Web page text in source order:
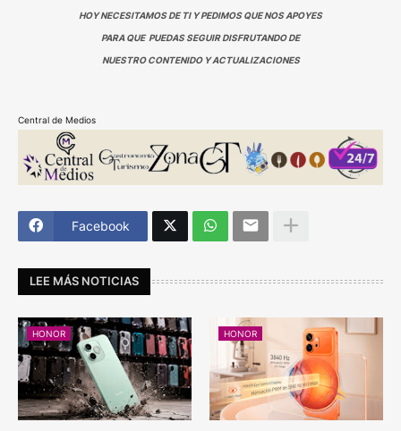
HOY NECESITAMOS DE TI Y PEDIMOS QUE NOS APOYES
PARA QUE PUEDAS SEGUIR DISFRUTANDO DE
NUESTRO CONTENIDO Y ACTUALIZACIONES
Central de Medios
Facebook
LEE MÁS NOTICIAS
HONOR HONOR